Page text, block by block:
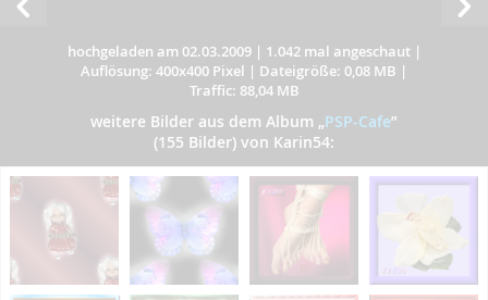
hochgeladen am 02.03.2009| 1.042 mal angeschaut|
Auflösung: 400x400 Pixel | Dateigröße: 0,08 MB |
Traffic: 88,04 MB
weitere Bilder aus dem Album „PSP-Cafe”
(155 Bilder) von Karin54: